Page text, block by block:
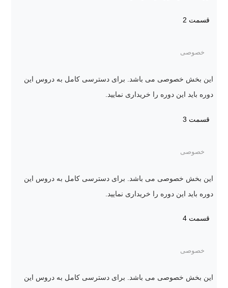
قسمت 2
خصوصی
این بخش خصوصی می باشد. برای دسترسی کامل به دروس این
دوره باید این دوره را خریداری نمایید.
قسمت 3
خصوصی
این بخش خصوصی می باشد. برای دسترسی کامل به دروس این
دوره باید این دوره را خریداری نمایید.
قسمت 4
خصوصی
این بخش خصوصی می باشد. برای دسترسی کامل به دروس این